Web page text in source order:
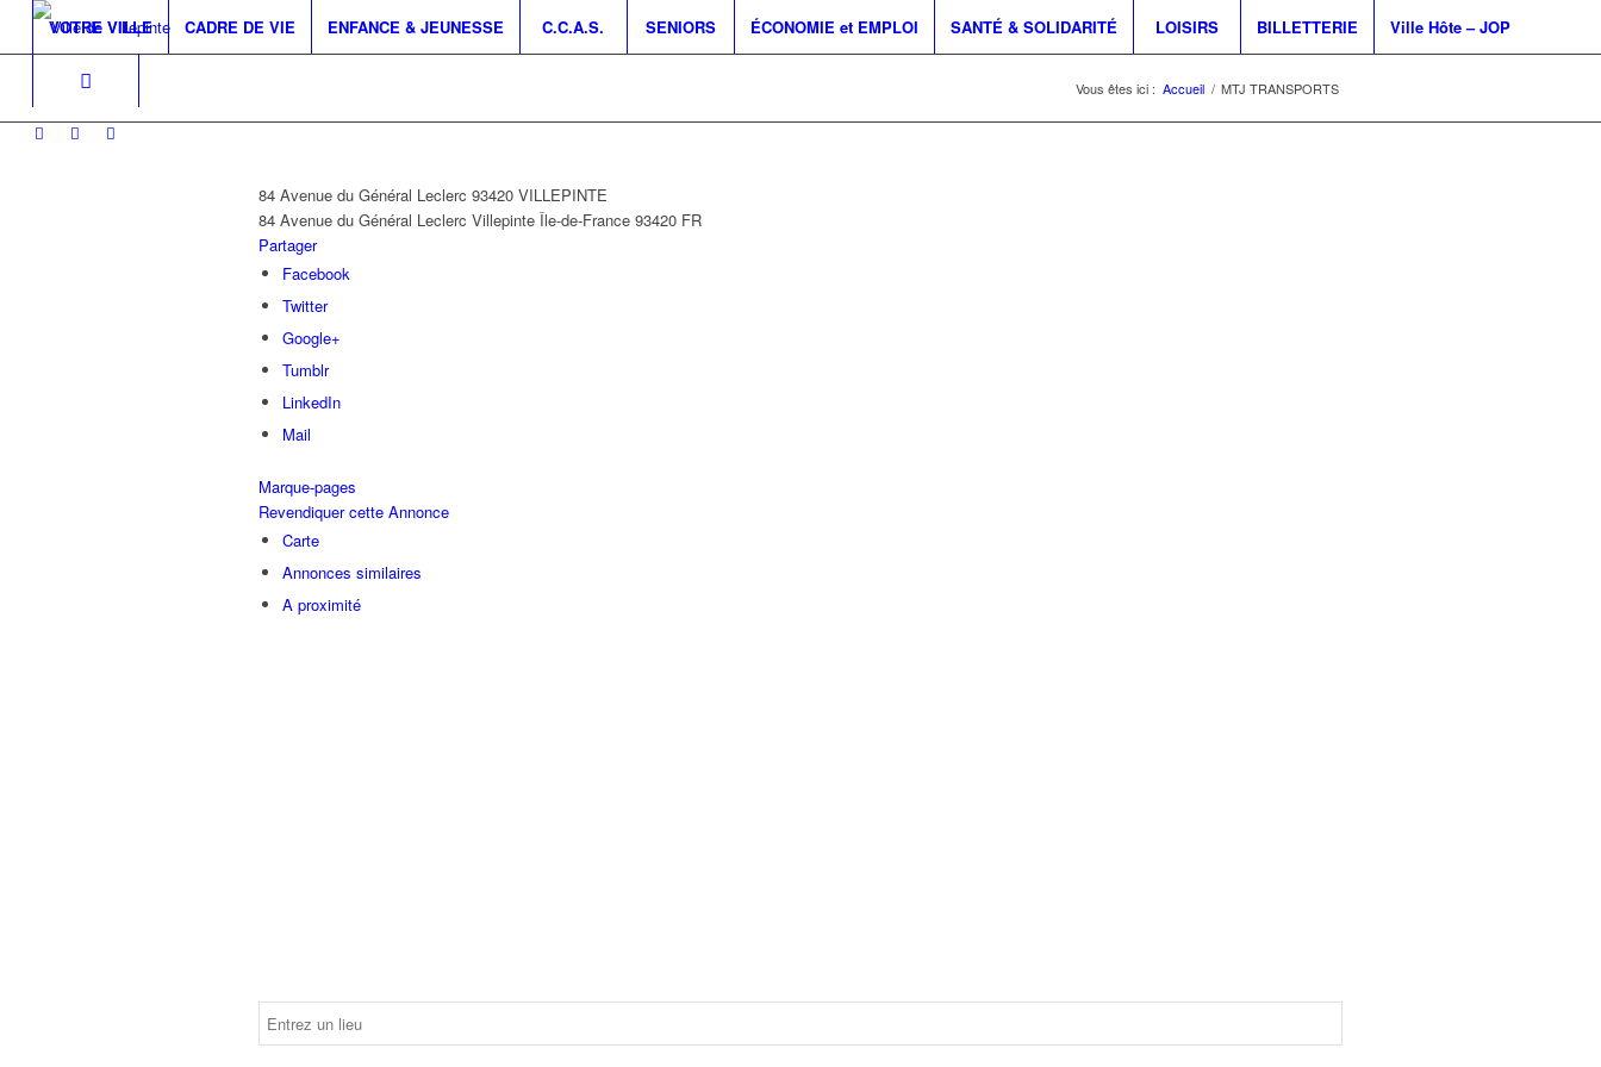
VOTRE VILLE CADRE DE VIE ENFANCE & JEUNESSE C.C.A.S. SENIORS ÉCONOMIE et EMPLOI SANTÉ & SOLIDARITÉ LOISIRS BILLETTERIE Ville Hôte – JOP
Vous êtes ici : Accueil / MTJ TRANSPORTS
84 Avenue du Général Leclerc 93420 VILLEPINTE
84 Avenue du Général Leclerc Villepinte Île-de-France 93420 FR
Partager
Facebook
Twitter
Google+
Tumblr
LinkedIn
Mail
Marque-pages
Revendiquer cette Annonce
Carte
Annonces similaires
A proximité